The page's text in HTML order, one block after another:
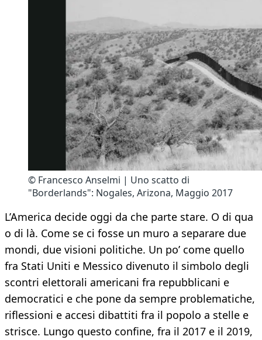
© Francesco Anselmi | Uno scatto di
"Borderlands": Nogales, Arizona, Maggio 2017
L’America decide oggi da che parte stare. O di qua
o di là. Come se ci fosse un muro a separare due
mondi, due visioni politiche. Un po’ come quello
fra Stati Uniti e Messico divenuto il simbolo degli
scontri elettorali americani fra repubblicani e
democratici e che pone da sempre problematiche,
riflessioni e accesi dibattiti fra il popolo a stelle e
strisce. Lungo questo confine, fra il 2017 e il 2019,